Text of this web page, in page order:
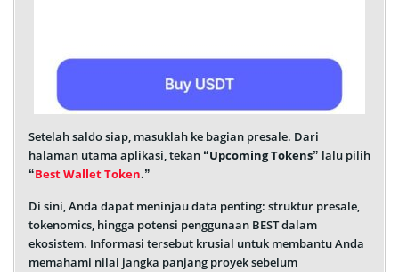
Setelah saldo siap, masuklah ke bagian presale. Dari
halaman utama aplikasi, tekan “Upcoming Tokens” lalu pilih
“Best Wallet Token.”
Di sini, Anda dapat meninjau data penting: struktur presale,
tokenomics, hingga potensi penggunaan BEST dalam
ekosistem. Informasi tersebut krusial untuk membantu Anda
memahami nilai jangka panjang proyek sebelum